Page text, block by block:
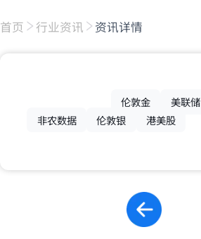
首页 行业资讯 资讯详情
伦敦金
美联储
非农数据
伦敦银 港美股